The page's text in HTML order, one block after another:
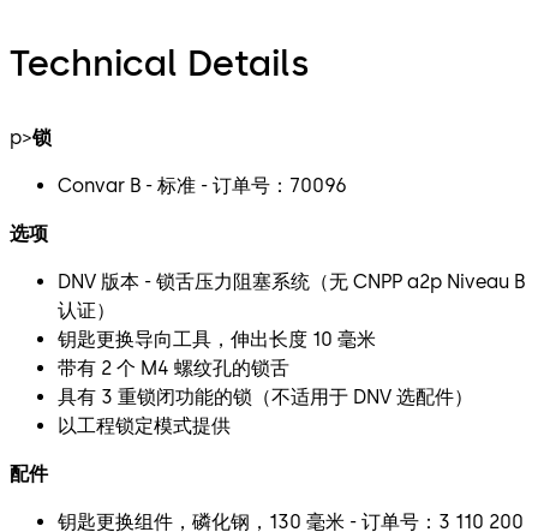
Technical Details
p>锁
Convar B - 标准 - 订单号：70096
选项
DNV 版本 - 锁舌压力阻塞系统（无 CNPP a2p Niveau B
认证）
钥匙更换导向工具，伸出长度 10 毫米
带有 2 个 M4 螺纹孔的锁舌
具有 3 重锁闭功能的锁（不适用于 DNV 选配件）
以工程锁定模式提供
配件
钥匙更换组件，磷化钢，130 毫米 - 订单号：3 110 200